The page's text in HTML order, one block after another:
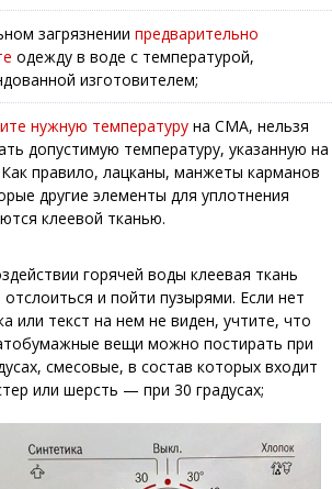
загрязнении предварительно
одежду в воде с температурой,
изготовителем;
нужную температуру на СМА, нельзя
допустимую температуру, указанную на
правило, лацканы, манжеты карманов
другие элементы для уплотнения
клеевой тканью.
горячей воды клеевая ткань
и пойти пузырями. Если нет
или текст на нем не виден, учтите, что
вещи можно постирать при
смесовые, в состав которых входит
или шерсть — при 30 градусах;